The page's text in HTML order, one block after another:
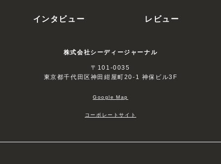
インタビュー レビュー
株式会社シーディージャーナル
〒101-0035
東京都千代田区神田紺屋町20-1 神保ビル3F
Google Map
コーポレートサイト